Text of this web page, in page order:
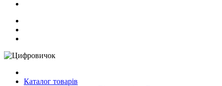
Каталог товарів